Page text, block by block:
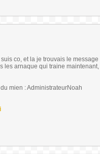
co, et la je trouvais le
les arnaque qui traine
mien : AdministrateurNoah